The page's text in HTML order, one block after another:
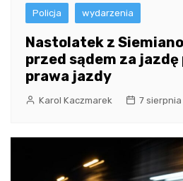
Policja wydarzenia
Nastolatek z
przed sądem za jazdę
prawa jazdy
Karol Kaczmarek 7